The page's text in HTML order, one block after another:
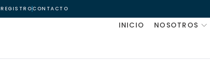
REGISTROCONTACTO
INICIO NOSOTROS